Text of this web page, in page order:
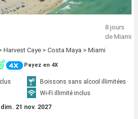
8 jours
de Miami
Harvest Caye > Costa Maya > Miami
Payez en 4X
Boissons sans alcool illimitées
Wi-Fi illimité inclus
dim. 21 nov. 2027